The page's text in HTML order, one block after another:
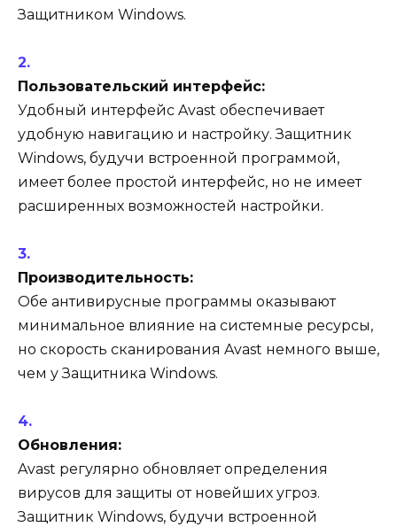
Защитником Windows.
Пользовательский интерфейс:
Удобный интерфейс Avast обеспечивает
удобную навигацию и настройку. Защитник
Windows, будучи встроенной программой,
имеет более простой интерфейс, но не имеет
расширенных возможностей настройки.
Производительность:
Обе антивирусные программы оказывают
минимальное влияние на системные ресурсы,
но скорость сканирования Avast немного выше,
чем у Защитника Windows.
Обновления:
Avast регулярно обновляет определения
вирусов для защиты от новейших угроз.
Защитник Windows, будучи встроенной